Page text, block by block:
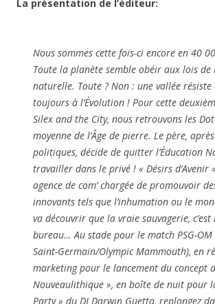
La présentation de l’éditeur:
Nous sommes cette fois-ci encore en 40
Toute la planète semble obéir aux lois de
naturelle. Toute ? Non : une vallée résiste
toujours à l’Évolution ! Pour cette
Silex and the City, nous retrouvons les
moyenne de l’Âge de pierre. Le père,
politiques, décide de quitter l’Éducation
travailler dans le privé ! « Désirs d’Avenir
agence de com’ chargée de promouvoir
innovants tels que l’inhumation ou le
va découvrir que la vraie sauvagerie, c’est
bureau… Au stade pour le match PSG-
Saint-Germain/Olympic Mammouth), en
marketing pour le lancement du concept
Nouveaulithique », en boîte de nuit pour
Party » du DJ Darwin Guetta, replongez